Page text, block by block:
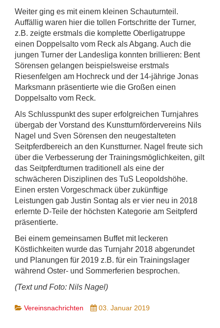
Weiter ging es mit einem kleinen Schauturnteil.
Auffällig waren hier die tollen Fortschritte der Turner,
z.B. zeigte erstmals die komplette Oberligatruppe
einen Doppelsalto vom Reck als Abgang. Auch die
jungen Turner der Landesliga konnten brillieren: Bent
Sörensen gelangen beispielsweise erstmals
Riesenfelgen am Hochreck und der 14-jährige Jonas
Marksmann präsentierte wie die Großen einen
Doppelsalto vom Reck.
Als Schlusspunkt des super erfolgreichen Turnjahres
übergab der Vorstand des Kunstturnfördervereins Nils
Nagel und Sven Sörensen den neugestalteten
Seitpferdbereich an den Kunstturner. Nagel freute sich
über die Verbesserung der Trainingsmöglichkeiten, gilt
das Seitpferdturnen traditionell als eine der
schwächeren Disziplinen des TuS Leopoldshöhe.
Einen ersten Vorgeschmack über zukünftige
Leistungen gab Justin Sontag als er vier neu in 2018
erlernte D-Teile der höchsten Kategorie am Seitpferd
präsentierte.
Bei einem gemeinsamen Buffet mit leckeren
Köstlichkeiten wurde das Turnjahr 2018 abgerundet
und Planungen für 2019 z.B. für ein Trainingslager
während Oster- und Sommerferien besprochen.
(Text und Foto: Nils Nagel)
Vereinsnachrichten 03. Januar 2019